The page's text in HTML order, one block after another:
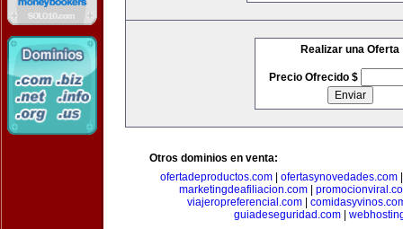
Realizar una Oferta
Precio Ofrecido $
Otros dominios en venta:
ofertadeproductos.com| ofertasynovedades.com
marketingdeafiliacion.com|
viajeropreferencial.com
guiadeseguridad.com|